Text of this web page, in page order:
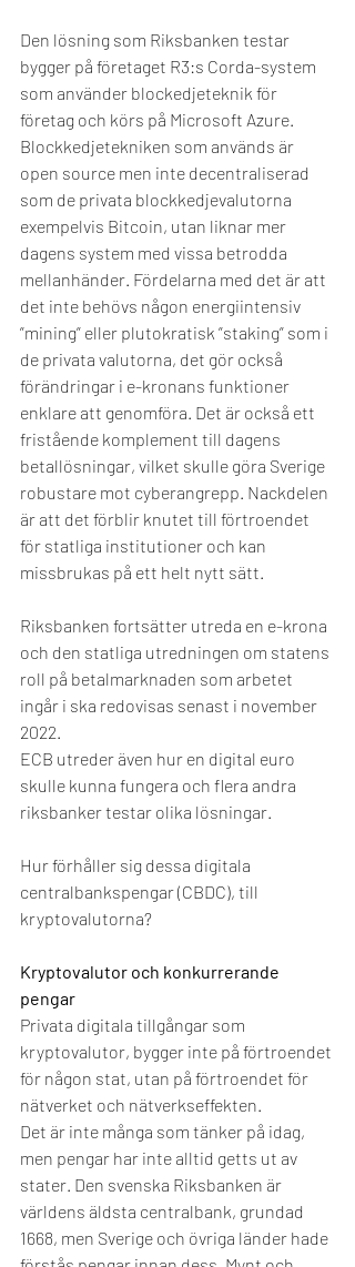
Den lösning som Riksbanken testar
bygger på företaget R3:s Corda-system
som använder blockedjeteknik för
företag och körs på Microsoft Azure.
Blockkedjetekniken som används är
open source men inte decentraliserad
som de privata blockkedjevalutorna
exempelvis Bitcoin, utan liknar mer
dagens system med vissa betrodda
mellanhänder. Fördelarna med det är att
det inte behövs någon energiintensiv
”mining” eller plutokratisk ”staking” som i
de privata valutorna, det gör också
förändringar i e-kronans funktioner
enklare att genomföra. Det är också ett
fristående komplement till dagens
betallösningar, vilket skulle göra Sverige
robustare mot cyberangrepp. Nackdelen
är att det förblir knutet till förtroendet
för statliga institutioner och kan
missbrukas på ett helt nytt sätt.
Riksbanken fortsätter utreda en e-krona
och den statliga utredningen om statens
roll på betalmarknaden som arbetet
ingår i ska redovisas senast i november
2022.
ECB utreder även hur en digital euro
skulle kunna fungera och flera andra
riksbanker testar olika lösningar.
Hur förhåller sig dessa digitala
centralbankspengar (CBDC), till
kryptovalutorna?
Kryptovalutor och konkurrerande
pengar
Privata digitala tillgångar som
kryptovalutor, bygger inte på förtroendet
för någon stat, utan på förtroendet för
nätverket och nätverkseffekten.
Det är inte många som tänker på idag,
men pengar har inte alltid getts ut av
stater. Den svenska Riksbanken är
världens äldsta centralbank, grundad
1668, men Sverige och övriga länder hade